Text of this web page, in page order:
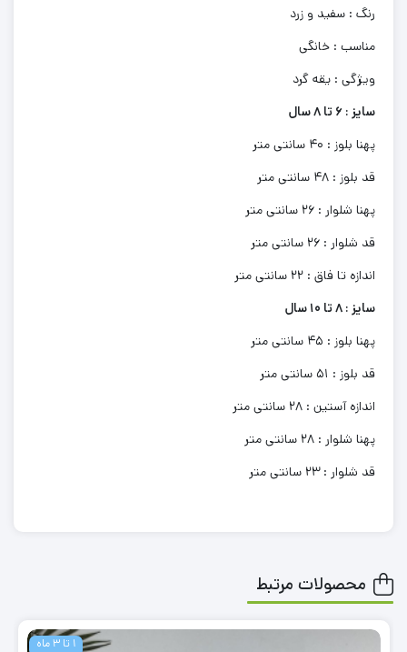
رنگ : سفید و زرد
مناسب : خانگی
ویژگی : یقه گرد
سایز : 6 تا 8 سال
پهنا بلوز : 40 سانتی متر
قد بلوز : 48 سانتی متر
پهنا شلوار : 26 سانتی متر
قد شلوار : 26 سانتی متر
اندازه تا فاق : 22 سانتی متر
سایز : 8 تا 10 سال
پهنا بلوز : 45 سانتی متر
قد بلوز : 51 سانتی متر
اندازه آستین : 28 سانتی متر
پهنا شلوار : 28 سانتی متر
قد شلوار : 23 سانتی متر
محصولات مرتبط
1 تا 3 ماه